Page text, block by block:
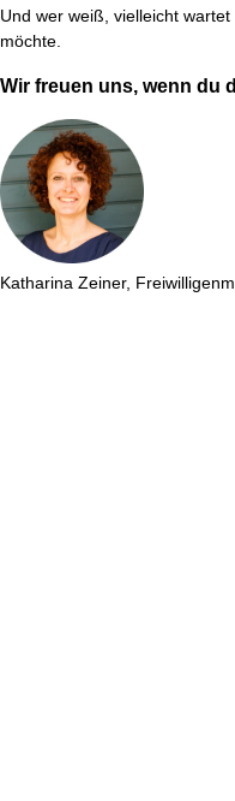
Und wer weiß, vielleicht
möchte.
Wir freuen uns, wenn du
Katharina Zeiner,